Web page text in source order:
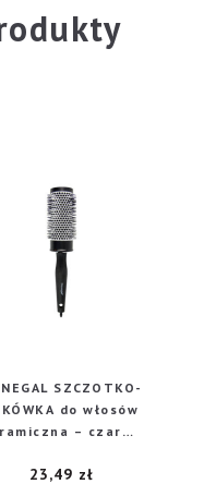
SZCZOTKO-
do włosów
– czarna
23,49 zł